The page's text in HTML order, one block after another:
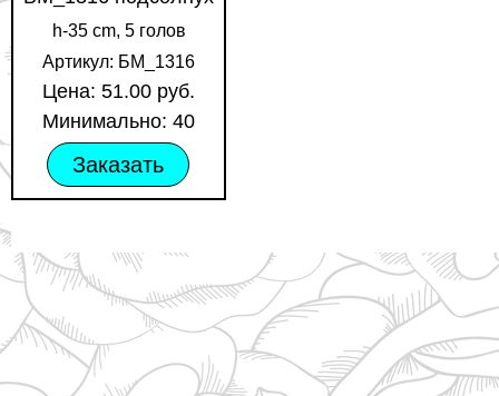
h-35 cm, 5 голов
Артикул: БМ_1316
Цена: 51.00 руб.
Минимально: 40
Заказать